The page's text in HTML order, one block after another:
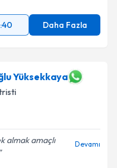
Daha Fazla
Yüksekkaya
almak amaçlı
Devamı